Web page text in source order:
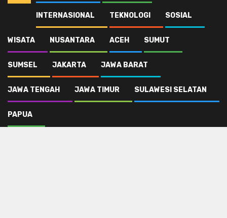
INTERNASIONAL TEKNOLOGI SOSIAL
WISATA NUSANTARA ACEH SUMUT
SUMSEL JAKARTA JAWA BARAT
JAWA TENGAH JAWA TIMUR SULAWESI SELATAN
PAPUA